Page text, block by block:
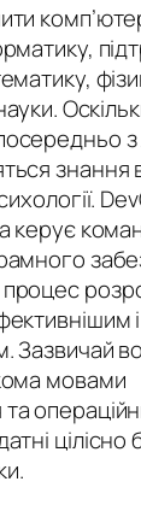
знання
керує
і
Зазвичай
мовами
цілісно